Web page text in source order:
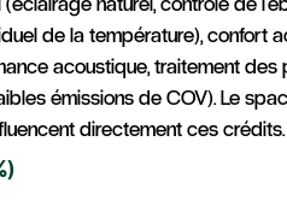
de la température), confort
acoustique, traitement des
émissions de COV). Le
directement ces crédits.